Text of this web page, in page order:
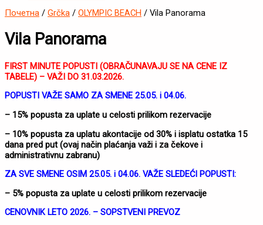
Почетна / Grčka / OLYMPIC BEACH / Vila Panorama
Vila Panorama
FIRST MINUTE POPUSTI (OBRAČUNAVAJU SE NA CENE IZ
TABELE) – VAŽI DO 31.03.2026.
POPUSTI VAŽE SAMO ZA SMENE 25.05. i 04.06.
– 15% popusta za uplate u celosti prilikom rezervacije
– 10% popusta za uplatu akontacije od 30% i isplatu ostatka 15
dana pred put (ovaj način plaćanja važi i za čekove i
administrativnu zabranu)
ZA SVE SMENE OSIM 25.05. i 04.06. VAŽE SLEDEĆI POPUSTI:
– 5% popusta za uplate u celosti prilikom rezervacije
CENOVNIK LETO 2026. – SOPSTVENI PREVOZ